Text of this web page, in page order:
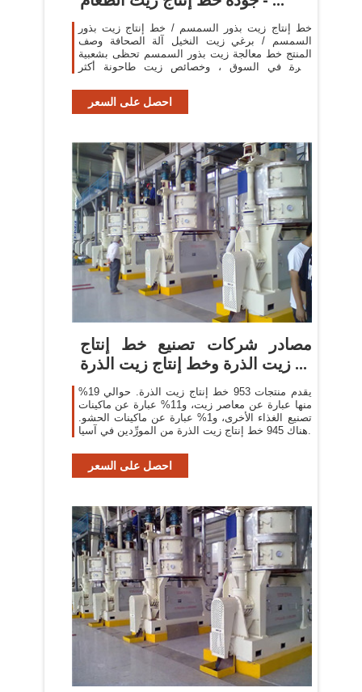
خط إنتاج زيت بذور السمسم / خط إنتاج زيت بذور
السمسم / برغي زيت النخيل آلة الصحافة وصف
المنتج خط معالجة زيت بذور السمسم تحظى بشعبية
كبيرة في السوق ، وخصائص زيت طاحونة أكثر
احصل على السعر
مصادر شركات تصنيع خط إنتاج
زيت الذرة وخط إنتاج زيت الذرة ...
يقدم منتجات 953 خط إنتاج زيت الذرة. حوالي 19%
منها عبارة عن معاصر زيت، و11% عبارة عن ماكينات
تصنيع الغذاء الأخرى، و1% عبارة عن ماكينات الحشو.
هناك 945 خط إنتاج زيت الذرة من المورِّدين في آسيا.
احصل على السعر